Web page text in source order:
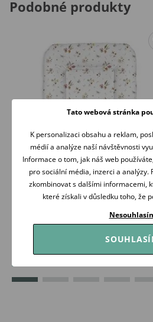
Podobné produkty
Albero Mio Přebalovací podložka měkká
329 Kč
Koupit
Tato webová stránka
K personalizaci obsahu a reklam,
médií a analýze naší návštěvnosti
Informace o tom, jak náš web
pro sociální média, inzerci a
zkombinovat s dalšími informacemi,
které získali v důsledku toho, že